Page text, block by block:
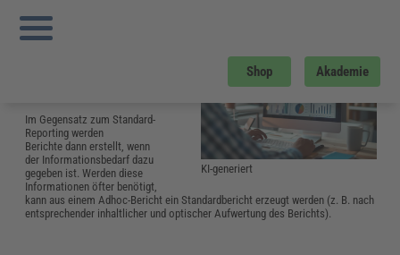
Shop Akademie
Sie sind hier:
Ad-hoc-Reporting
KI-generiert
Im Gegensatz zum Standard-
Reporting werden
Berichte dann erstellt, wenn
der Informationsbedarf dazu
gegeben ist. Werden diese
Informationen öfter benötigt,
kann aus einem Adhoc-Bericht ein Standardbericht erzeugt werden (z. B. nach
entsprechender inhaltlicher und optischer Aufwertung des Berichts).